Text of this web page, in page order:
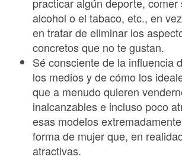
alcohol o el tabaco, etc., en
en tratar de eliminar los
concretos que no te gustan.
Sé consciente de la influencia
los medios y de cómo los
que a menudo quieren
inalcanzables e incluso poco
esas modelos
forma de mujer que, en
atractivas.